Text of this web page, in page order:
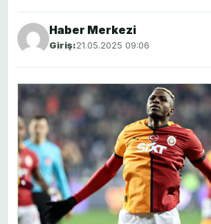
Haber Merkezi
Giriş:21.05.2025 09:06